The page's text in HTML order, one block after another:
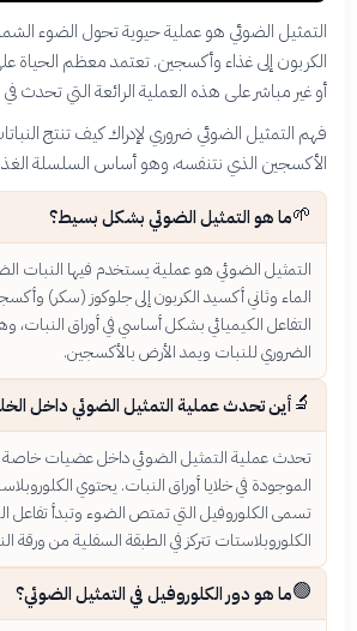
التمثيل الضوئي هو عملية حيوية تحول الضوء
الكربون إلى غذاء وأكسجين. تعتمد معظم الحياة
أو غير مباشر على هذه العملية الرائعة التي تحدث في
فهم التمثيل الضوئي ضروري لإدراك كيف تنتج
الأكسجين الذي نتنفسه، وهو أساس السلسلة
🌱ما هو التمثيل الضوئي بشكل بسيط؟
التمثيل الضوئي هو عملية يستخدم فيها النبات
الماء وثاني أكسيد الكربون إلى جلوكوز (سكر)
التفاعل الكيميائي بشكل أساسي في أوراق النبات،
الضروري للنبات ويمد الأرض بالأكسجين.
🔬أين تحدث عملية التمثيل الضوئي داخل
تحدث عملية التمثيل الضوئي داخل عضيات
الموجودة في خلايا أوراق النبات. يحتوي
تسمى الكلوروفيل التي تمتص الضوء وتبدأ تفاعل
الكلوروبلاستات تتركز في الطبقة السفلية من ورقة
🟢ما هو دور الكلوروفيل في التمثيل الضوئي؟